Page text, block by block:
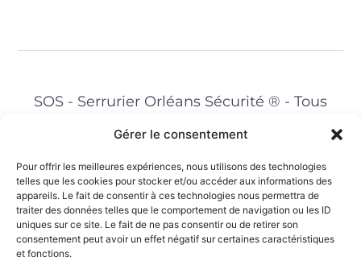
Gérer le consentement
Pour offrir les meilleures expériences, nous utilisons des technologies
telles que les cookies pour stocker et/ou accéder aux informations des
appareils. Le fait de consentir à ces technologies nous permettra de
traiter des données telles que le comportement de navigation ou les ID
uniques sur ce site. Le fait de ne pas consentir ou de retirer son
consentement peut avoir un effet négatif sur certaines caractéristiques
et fonctions.
SOS - Serrurier Orléans Sécurité ® - Tous
Email :
sos.serrurier.orleans.securite@gmail.com
Mentions Légales
CGV